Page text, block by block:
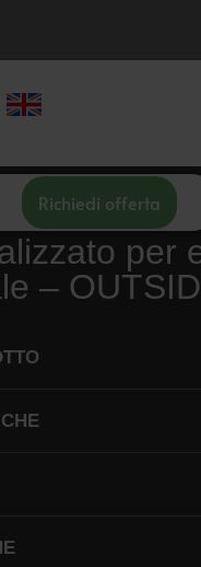
Richiedi offerta
per
–